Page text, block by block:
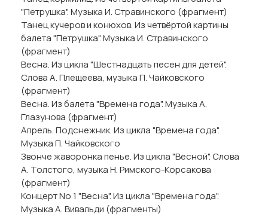
"Петрушка". Музыка И. Стравинского (фрагмент)
Танец кучеров и конюхов. Из четвёртой картины
балета "Петрушка". Музыка И. Стравинского
(фрагмент)
Весна. Из цикла "Шестнадцать песен для детей".
Слова А. Плещеева, музыка П. Чайковского
(фрагмент)
Весна. Из балета "Времена года". Музыка А.
Глазунова (фрагмент)
Апрель. Подснежник. Из цикла "Времена года".
Музыка П. Чайковского
Звонче жаворонка пенье. Из цикла "Весной". Слова
А. Толстого, музыка Н. Римского-Корсакова
(фрагмент)
Концерт No 1 "Весна". Из цикла "Времена года".
Музыка А. Вивальди (фрагменты)